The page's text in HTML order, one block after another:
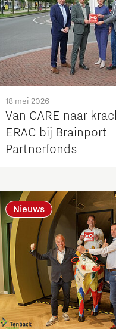
18 mei 2026
Van CARE naar
ERAC bij Brainport
Partnerfonds
Nieuws